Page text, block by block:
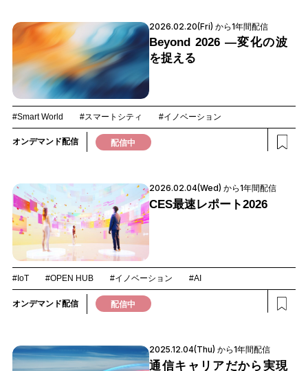
2026.02.20(Fri) から1年間配信
Beyond 2026 ―変化の波
を捉える
#Smart World #スマートシティ #イノベーション
オンデマンド配信 配信中
2026.02.04(Wed) から1年間配信
CES最速レポート2026
#IoT #OPEN HUB #イノベーション #AI
オンデマンド配信 配信中
2025.12.04(Thu) から1年間配信
通信キャリアだから実現